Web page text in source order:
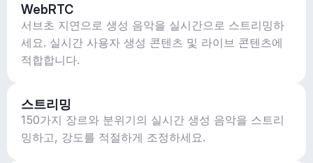
WebRTC
서브초 지연으로 생성 음악을 실시간으로 스트리밍하
세요. 실시간 사용자 생성 콘텐츠 및 라이브 콘텐츠에
적합합니다.
스트리밍
150가지 장르와 분위기의 실시간 생성 음악을 스트리
밍하고, 강도를 적절하게 조정하세요.